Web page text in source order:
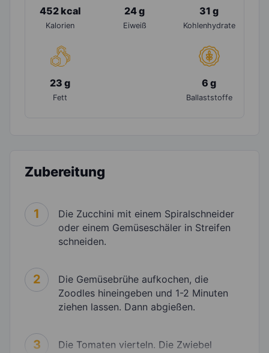
452 kcal
Kalorien
24 g
Eiweiß
31 g
Kohlenhydrate
23 g
Fett
6 g
Ballaststoffe
Zubereitung
1
Die Zucchini mit einem Spiralschneider
oder einem Gemüseschäler in Streifen
schneiden.
2
Die Gemüsebrühe aufkochen, die
Zoodles hineingeben und 1-2 Minuten
ziehen lassen. Dann abgießen.
3
Die Tomaten vierteln. Die Zwiebel